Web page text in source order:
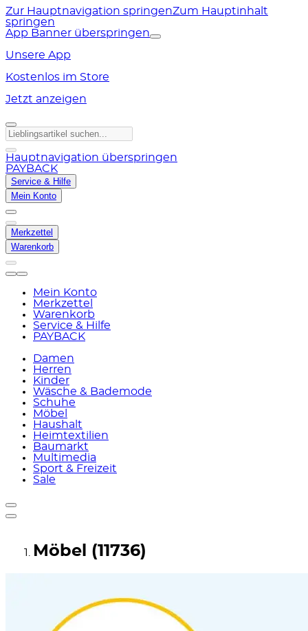
Zur Hauptnavigation springenZum Hauptinhalt
springen
App Banner überspringen
Unsere App
Kostenlos im Store
Jetzt anzeigen
Hauptnavigation überspringen
PAYBACK
Service & Hilfe
Mein Konto
Merkzettel
Warenkorb
Mein Konto
Merkzettel
Warenkorb
Service & Hilfe
PAYBACK
Damen
Herren
Kinder
Wäsche & Bademode
Schuhe
Möbel
Haushalt
Heimtextilien
Baumarkt
Multimedia
Sport & Freizeit
Sale
Möbel (11736)